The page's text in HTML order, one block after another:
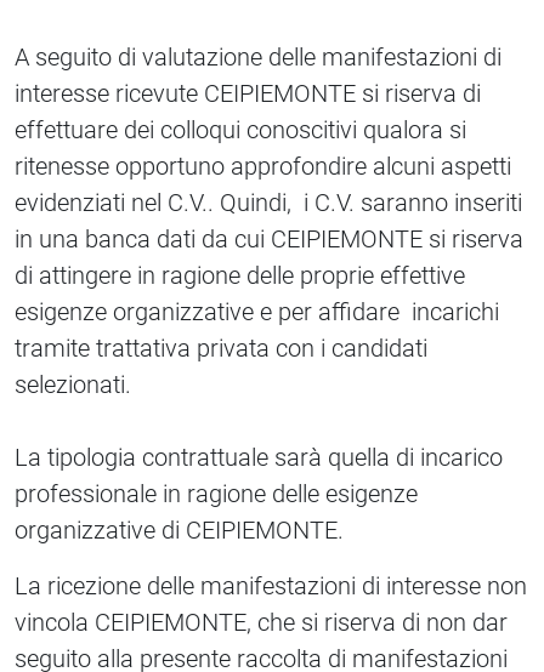
A seguito di valutazione delle manifestazioni di
interesse ricevute CEIPIEMONTE si riserva di
effettuare dei colloqui conoscitivi qualora si
ritenesse opportuno approfondire alcuni aspetti
evidenziati nel C.V.. Quindi, i C.V. saranno inseriti
in una banca dati da cui CEIPIEMONTE si riserva
di attingere in ragione delle proprie effettive
esigenze organizzative e per affidare incarichi
tramite trattativa privata con i candidati
selezionati.
La tipologia contrattuale sarà quella di incarico
professionale in ragione delle esigenze
organizzative di CEIPIEMONTE.
La ricezione delle manifestazioni di interesse non
vincola CEIPIEMONTE, che si riserva di non dar
seguito alla presente raccolta di manifestazioni